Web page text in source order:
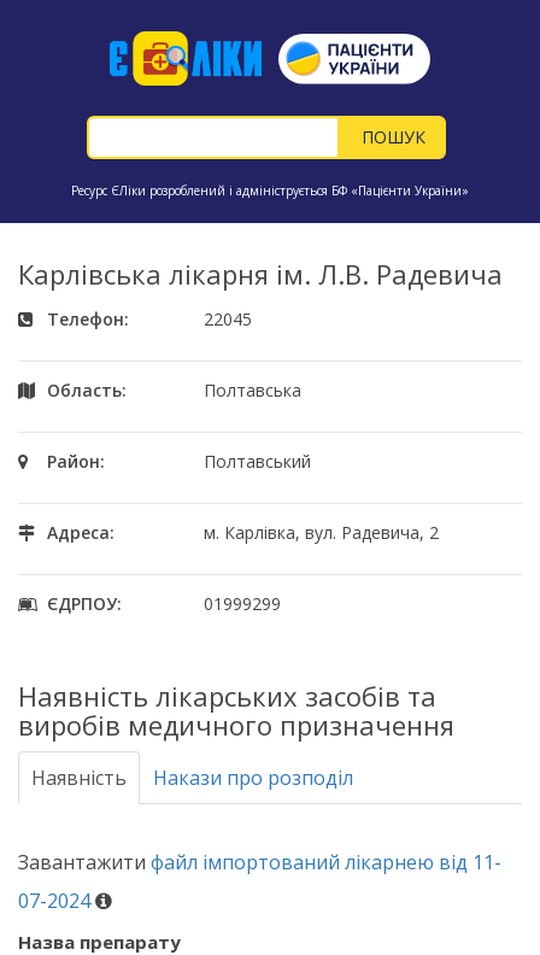
Ресурс ЄЛіки розроблений і адмініструється БФ «Пацієнти України»
Карлівська лікарня ім. Л.В. Радевича
Телефон: 22045
Область: Полтавська
Район: Полтавський
Адреса: м. Карлівка, вул. Радевича, 2
ЄДРПОУ: 01999299
Наявність лікарських засобів та
виробів медичного призначення
Наявність Накази про розподіл
Завантажити файл імпортований лікарнею від 11-
07-2024
Назва препарату